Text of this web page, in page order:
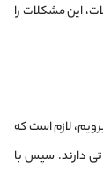
این مشکلات را
لازم است که
دارند. سپس با